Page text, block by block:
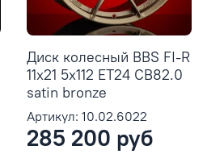
Диск колесный BBS FI-R
11x21 5x112 ET24 CB82.0
satin bronze
Артикул: 10.02.6022
285 200 руб